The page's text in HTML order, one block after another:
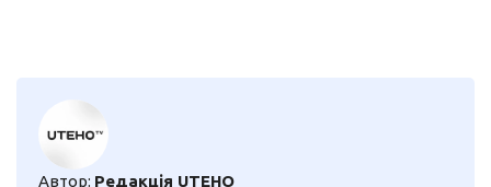
Автор: Редакція UTEHO